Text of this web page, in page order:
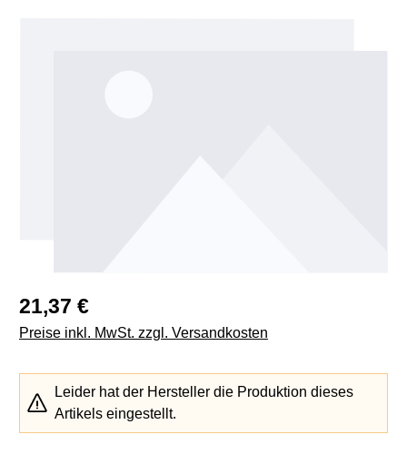
Regulärer Preis:
21,37 €
Preise inkl. MwSt. zzgl. Versandkosten
Leider hat der Hersteller die Produktion dieses
Artikels eingestellt.